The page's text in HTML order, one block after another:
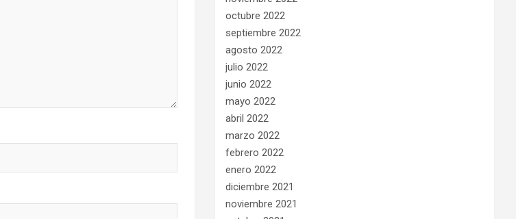
octubre 2022
septiembre 2022
agosto 2022
julio 2022
junio 2022
mayo 2022
abril 2022
marzo 2022
febrero 2022
enero 2022
diciembre 2021
noviembre 2021